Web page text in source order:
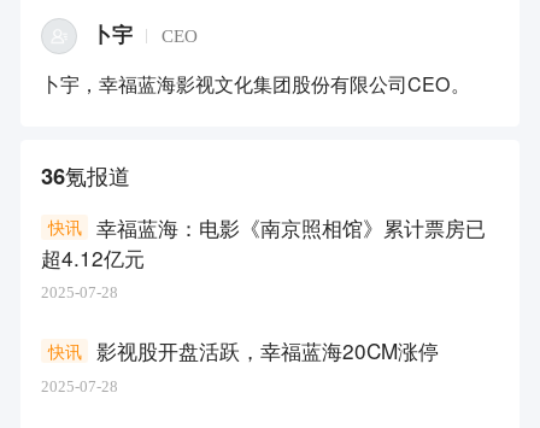
卜宇 CEO
卜宇，幸福蓝海影视文化集团股份有限公司CEO。
36氪报道
幸福蓝海：电影《南京照相馆》累计票房已
超4.12亿元
快讯
2025-07-28
影视股开盘活跃，幸福蓝海20CM涨停
快讯
2025-07-28